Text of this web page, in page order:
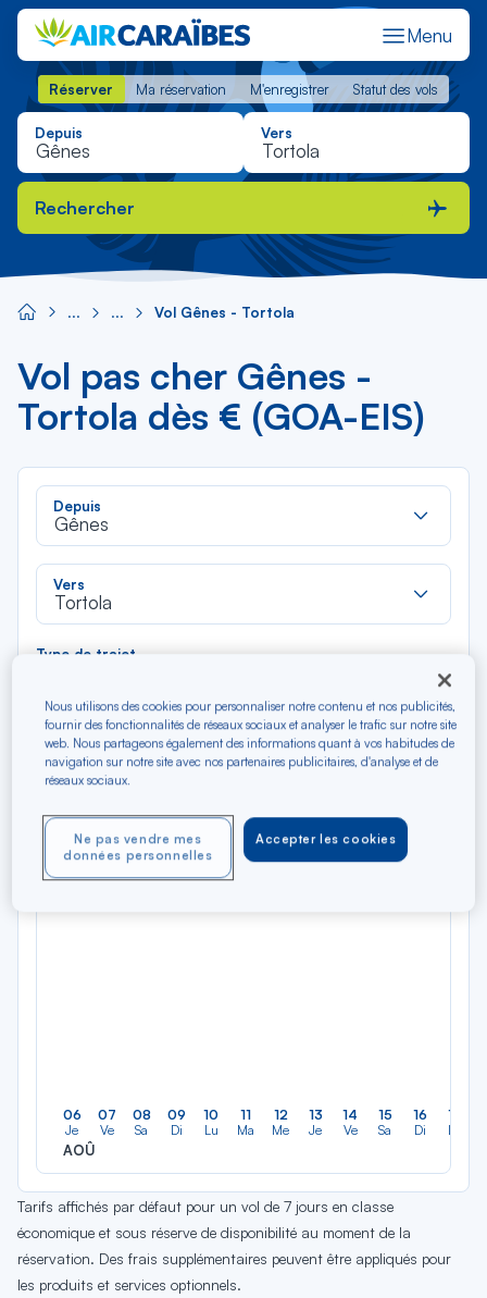
Menu
Réserver Ma réservation M'enregistrer Statut des vols
Réserver Ma réservation M'enregistrer Statut des vols
Depuis Vers
Rechercher
Vol Gênes - Tortola
Vol pas cher Gênes -
Tortola dès € (GOA-EIS)
Depuis
Gênes
Vers
Tortola
liste
Type de trajet
Filtrer Vider
Précédent
N/A*
Aller / Retour — Économique
06
Je
AOÛ
07
Ve
08
Sa
09
Di
10
Lu
11
Ma
12
Me
13
Je
14
Ve
15
Sa
16
Di
17
Lu
Tarifs affichés par défaut pour un vol de 7 jours en classe
économique et sous réserve de disponibilité au moment de la
réservation. Des frais supplémentaires peuvent être appliqués pour
les produits et services optionnels.
Nous utilisons des cookies pour personnaliser notre contenu et nos publicités,
fournir des fonctionnalités de réseaux sociaux et analyser le trafic sur notre site
web. Nous partageons également des informations quant à vos habitudes de
navigation sur notre site avec nos partenaires publicitaires, d'analyse et de
réseaux sociaux.
Accepter les cookies
Ne pas vendre mes
données personnelles